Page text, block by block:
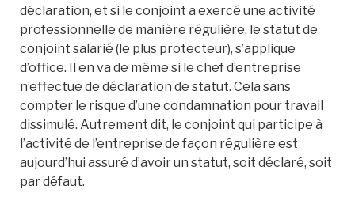
déclaration, et si le conjoint a exercé une activité
professionnelle de manière régulière, le statut de
conjoint salarié (le plus protecteur), s’applique
d’office. Il en va de même si le chef d’entreprise
n’effectue de déclaration de statut. Cela sans
compter le risque d’une condamnation pour travail
dissimulé. Autrement dit, le conjoint qui participe à
l’activité de l’entreprise de façon régulière est
aujourd’hui assuré d’avoir un statut, soit déclaré, soit
par défaut.